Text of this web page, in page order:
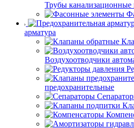
Трубы
арматура
Воздухоотводчики
предохранительные